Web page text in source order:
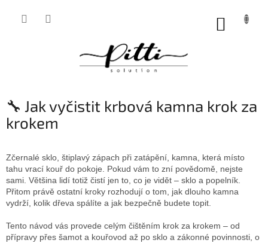
🔧 Jak vyčistit krbová kamna krok za
krokem
Zčernalé sklo, štiplavý zápach při zatápění, kamna, která místo
tahu vrací kouř do pokoje. Pokud vám to zní povědomě, nejste
sami. Většina lidí totiž čistí jen to, co je vidět – sklo a popelník.
Přitom právě ostatní kroky rozhodují o tom, jak dlouho kamna
vydrží, kolik dřeva spálíte a jak bezpečně budete topit.
Tento návod vás provede celým čištěním krok za krokem – od
přípravy přes šamot a kouřovod až po sklo a zákonné povinnosti, o